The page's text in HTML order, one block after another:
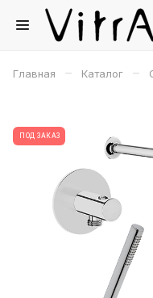
Главная – Каталог –
ПОД ЗАКАЗ